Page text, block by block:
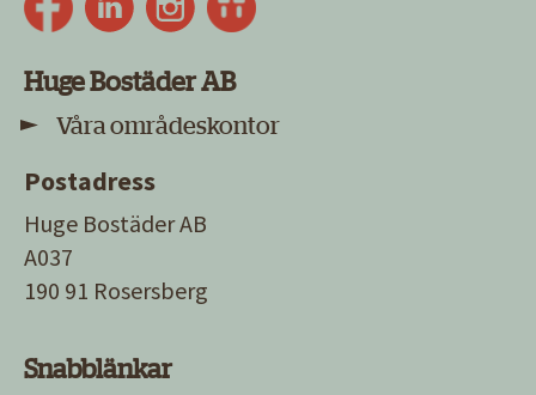
Huge Bostäder AB
Våra områdeskontor
Postadress
Huge Bostäder AB
A037
190 91 Rosersberg
Snabblänkar